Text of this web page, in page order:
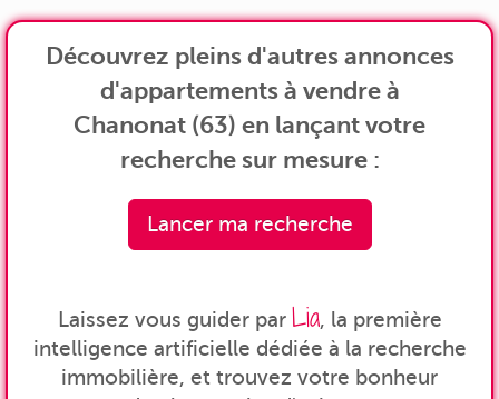
Découvrez pleins d'autres annonces
d'appartements à vendre à
Chanonat (63) en lançant votre
recherche sur mesure :
Lancer ma recherche
Laissez vous guider par Lia, la première
intelligence artificielle dédiée à la recherche
immobilière, et trouvez votre bonheur